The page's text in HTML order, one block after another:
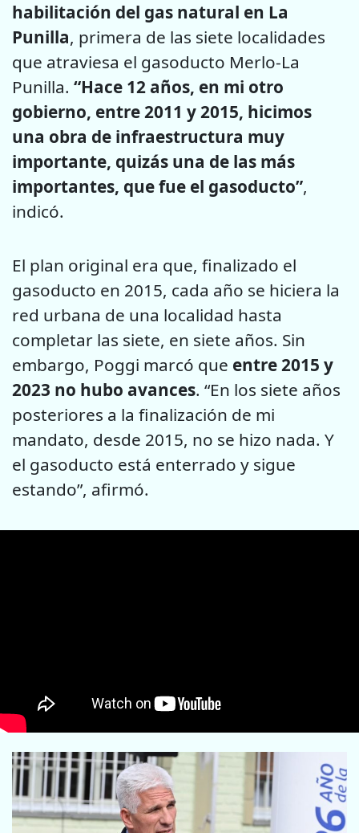
habilitación del gas natural en La
Punilla, primera de las siete localidades
que atraviesa el gasoducto Merlo-La
Punilla. “Hace 12 años, en mi otro
gobierno, entre 2011 y 2015, hicimos
una obra de infraestructura muy
importante, quizás una de las más
importantes, que fue el gasoducto”,
indicó.
El plan original era que, finalizado el
gasoducto en 2015, cada año se hiciera la
red urbana de una localidad hasta
completar las siete, en siete años. Sin
embargo, Poggi marcó que entre 2015 y
2023 no hubo avances. “En los siete años
posteriores a la finalización de mi
mandato, desde 2015, no se hizo nada. Y
el gasoducto está enterrado y sigue
estando”, afirmó.